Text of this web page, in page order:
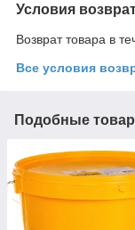
Условия
Возврат товара в
Все условия
Подобные